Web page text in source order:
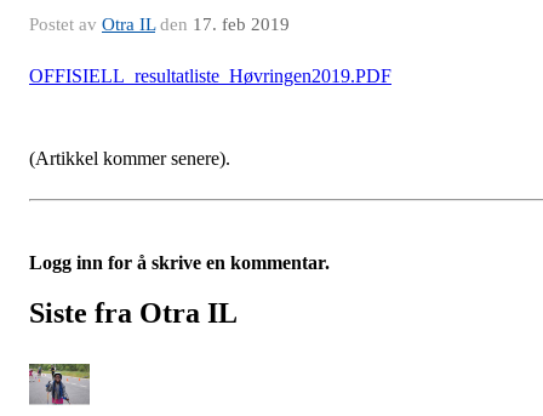
Postet av Otra ILden 17. feb 2019
OFFISIELL_resultatliste_Høvringen2019.PDF
(Artikkel kommer senere).
Logg inn for å skrive en kommentar.
Siste fra Otra IL